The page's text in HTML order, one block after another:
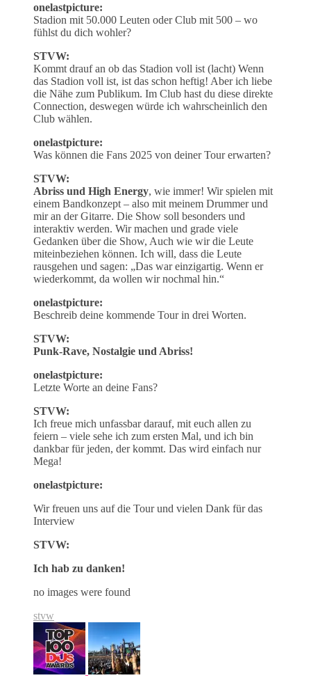
onelastpicture:
Stadion mit 50.000 Leuten oder Club mit 500 – wo
fühlst du dich wohler?
STVW:
Kommt drauf an ob das Stadion voll ist (lacht) Wenn
das Stadion voll ist, ist das schon heftig! Aber ich liebe
die Nähe zum Publikum. Im Club hast du diese direkte
Connection, deswegen würde ich wahrscheinlich den
Club wählen.
onelastpicture:
Was können die Fans 2025 von deiner Tour erwarten?
STVW:
Abriss und High Energy, wie immer! Wir spielen mit
einem Bandkonzept – also mit meinem Drummer und
mir an der Gitarre. Die Show soll besonders und
interaktiv werden. Wir machen und grade viele
Gedanken über die Show, Auch wie wir die Leute
miteinbeziehen können. Ich will, dass die Leute
rausgehen und sagen: „Das war einzigartig. Wenn er
wiederkommt, da wollen wir nochmal hin.“
onelastpicture:
Beschreib deine kommende Tour in drei Worten.
STVW:
Punk-Rave, Nostalgie und Abriss!
onelastpicture:
Letzte Worte an deine Fans?
STVW:
Ich freue mich unfassbar darauf, mit euch allen zu
feiern – viele sehe ich zum ersten Mal, und ich bin
dankbar für jeden, der kommt. Das wird einfach nur
Mega!
onelastpicture:
Wir freuen uns auf die Tour und vielen Dank für das
Interview
STVW:
Ich hab zu danken!
no images were found
stvw